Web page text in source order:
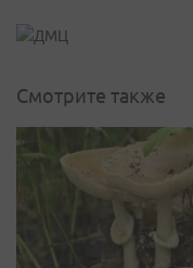
Смотрите также